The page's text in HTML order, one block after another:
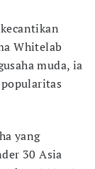
Whitelab
muda, ia
yang
30 Asia